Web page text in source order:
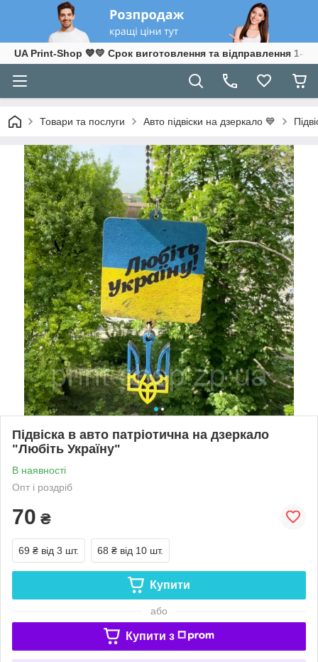
UA Print-Shop ​💙💛 Срок виготовлення та відправлення 1-3
Товари та послуги Авто підвіски на дзеркало 💙
Підвіска в авто патріотична на дзеркало
"Любіть Україну"
В наявності
Опт і роздріб
70 ₴
69 ₴ від 3 шт. 68 ₴ від 10 шт.
Купити
або
Купити з